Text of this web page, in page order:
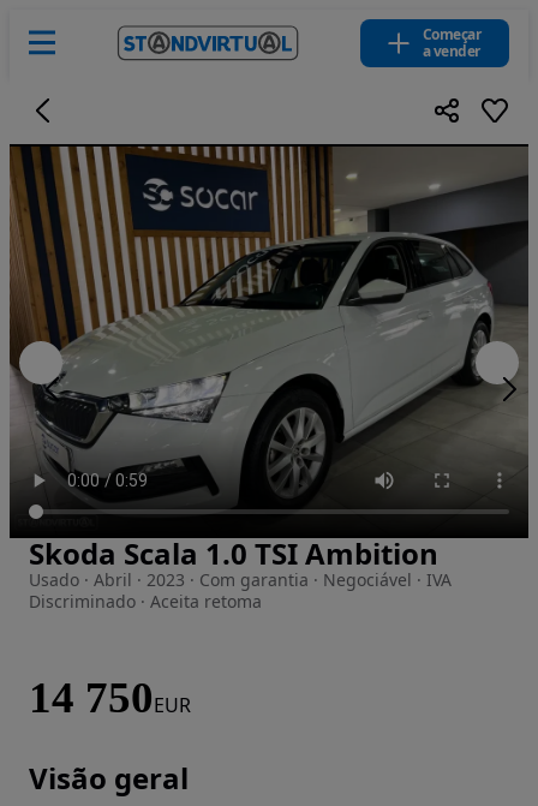
Começar
a vender
Imagem 1 de 28
Skoda Scala 1.0 TSI Ambition
Usado · Abril · 2023 · Com garantia · Negociável · IVA
Discriminado · Aceita retoma
14 750EUR
Visão geral